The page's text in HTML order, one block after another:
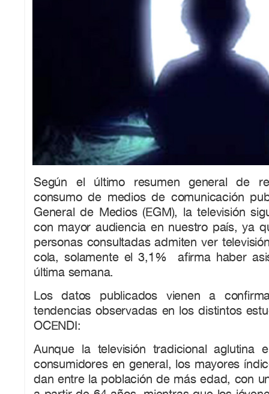
Según el último resumen general de
consumo de medios de comunicación
General de Medios (EGM), la televisión
con mayor audiencia en nuestro país, ya
personas consultadas admiten ver
cola, solamente el 3,1% afirma haber
última semana.
Los datos publicados vienen a
tendencias observadas en los distintos
OCENDI:
Aunque la televisión tradicional aglutina
consumidores en general, los mayores
dan entre la población de más edad, con